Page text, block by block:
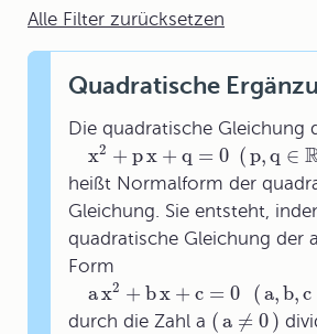
Alle Filter zurücksetzen
Quadratische
Die quadratische Gleichung
x2 + px + q = 0 (p,q ∈
heißt Normalform der
Gleichung. Sie entsteht,
quadratische Gleichung der
Form
ax2 + bx + c = 0 (a,b,c
durch die Zahl a (a ≠ 0)